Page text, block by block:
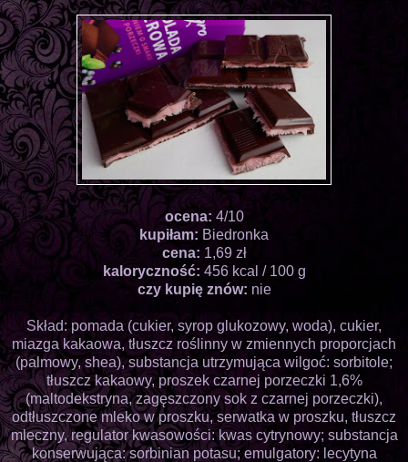
ocena: 4/10
kupiłam: Biedronka
cena: 1,69 zł
kaloryczność: 456 kcal / 100 g
czy kupię znów: nie
Skład: pomada (cukier, syrop glukozowy, woda), cukier,
miazga kakaowa, tłuszcz roślinny w zmiennych proporcjach
(palmowy, shea), substancja utrzymująca wilgoć: sorbitole;
tłuszcz kakaowy, proszek czarnej porzeczki 1,6%
(maltodekstryna, zagęszczony sok z czarnej porzeczki),
odtłuszczone mleko w proszku, serwatka w proszku, tłuszcz
mleczny, regulator kwasowości: kwas cytrynowy; substancja
konserwująca: sorbinian potasu; emulgatory: lecytyna